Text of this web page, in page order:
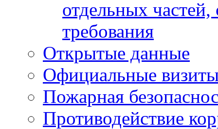
отдельных
требования
Открытые данные
Официальные
Пожарная
Противодействие